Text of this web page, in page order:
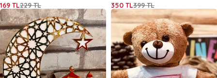
229TL
169 TL
399TL
350 TL